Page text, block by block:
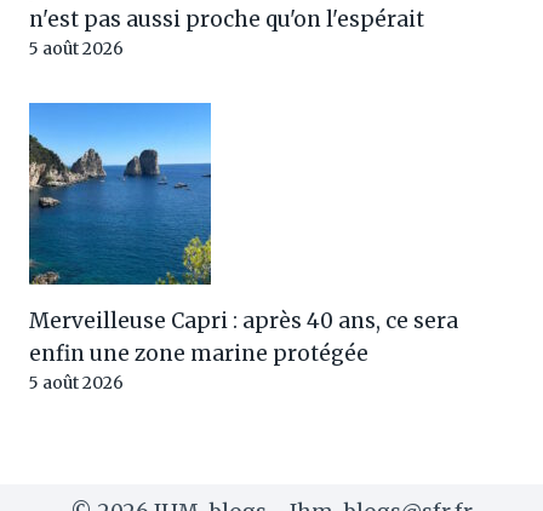
n'est pas aussi proche qu'on l'espérait
5 août 2026
Merveilleuse Capri : après 40 ans, ce sera
enfin une zone marine protégée
5 août 2026